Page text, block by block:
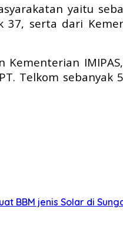
yaitu
37, serta dari
Telkom sebanyak
BBM jenis Solar di